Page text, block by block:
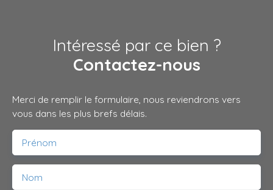
Intéressé par ce bien ?
Contactez-nous
Merci de remplir le formulaire, nous reviendrons vers
vous dans les plus brefs délais.
Prénom
Nom